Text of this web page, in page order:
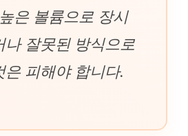
은 볼륨으로 장시
나 잘못된 방식으로
은 피해야 합니다.